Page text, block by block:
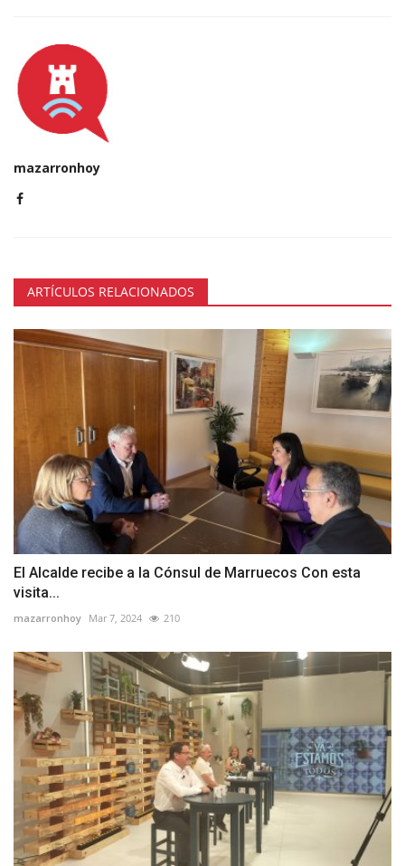
mazarronhoy
ARTÍCULOS RELACIONADOS
El Alcalde recibe a la Cónsul de Marruecos Con esta
visita...
mazarronhoy Mar 7, 2024 210